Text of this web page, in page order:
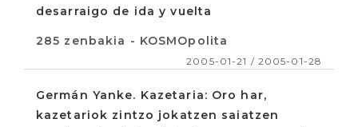
desarraigo de ida y vuelta
285 zenbakia - KOSMOpolita
2005-01-21 / 2005-01-28
Germán Yanke. Kazetaria: Oro har,
kazetariok zintzo jokatzen saiatzen